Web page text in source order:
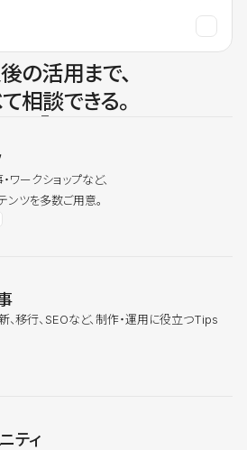
の活用まで、
相談できる。
ワークショップなど、
ツを多数ご用意。
、移行、SEOなど、制作・運用に役立つTips
ティ